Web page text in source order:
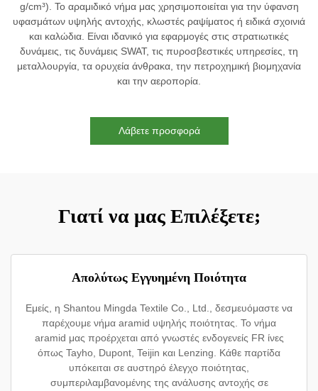
g/cm³). Το αραμιδικό νήμα μας χρησιμοποιείται για την ύφανση
υφασμάτων υψηλής αντοχής, κλωστές ραψίματος ή ειδικά σχοινιά
και καλώδια. Είναι ιδανικό για εφαρμογές στις στρατιωτικές
δυνάμεις, τις δυνάμεις SWAT, τις πυροσβεστικές υπηρεσίες, τη
μεταλλουργία, τα ορυχεία άνθρακα, την πετροχημική βιομηχανία
και την αεροπορία.
Λάβετε προσφορά
Γιατί να μας Επιλέξετε;
Απολύτως Εγγυημένη Ποιότητα
Εμείς, η Shantou Mingda Textile Co., Ltd., δεσμευόμαστε να
παρέχουμε νήμα aramid υψηλής ποιότητας. Το νήμα
aramid μας προέρχεται από γνωστές ενδογενείς FR ίνες
όπως Tayho, Dupont, Teijin και Lenzing. Κάθε παρτίδα
υπόκειται σε αυστηρό έλεγχο ποιότητας,
συμπεριλαμβανομένης της ανάλυσης αντοχής σε